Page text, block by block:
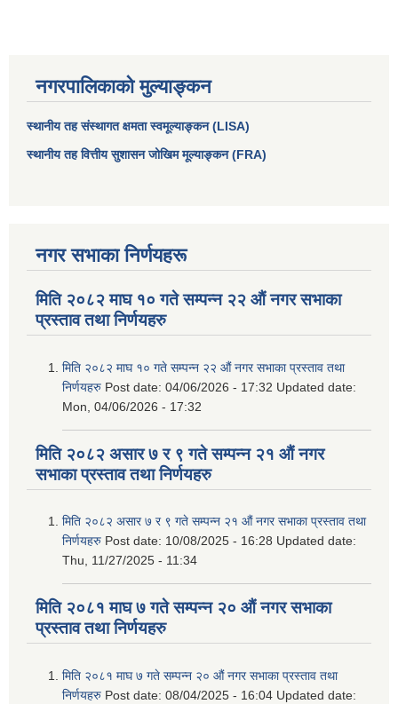
नगरपालिकाको मुल्याङ्कन
स्थानीय तह संस्थागत क्षमता स्वमूल्याङ्कन (LISA)
स्थानीय तह वित्तीय सुशासन जोखिम मूल्याङ्कन (FRA)
नगर सभाका निर्णयहरू
मिति २०८२ माघ १० गते सम्पन्न २२ औं नगर सभाका
प्रस्ताव तथा निर्णयहरु
मिति २०८२ माघ १० गते सम्पन्न २२ औं नगर सभाका प्रस्ताव तथा
निर्णयहरु Post date: 04/06/2026 - 17:32 Updated date:
Mon, 04/06/2026 - 17:32
मिति २०८२ असार ७ र ९ गते सम्पन्न २१ औं नगर
सभाका प्रस्ताव तथा निर्णयहरु
मिति २०८२ असार ७ र ९ गते सम्पन्न २१ औं नगर सभाका प्रस्ताव तथा
निर्णयहरु Post date: 10/08/2025 - 16:28 Updated date:
Thu, 11/27/2025 - 11:34
मिति २०८१ माघ ७ गते सम्पन्न २० औं नगर सभाका
प्रस्ताव तथा निर्णयहरु
मिति २०८१ माघ ७ गते सम्पन्न २० औं नगर सभाका प्रस्ताव तथा
निर्णयहरु Post date: 08/04/2025 - 16:04 Updated date: